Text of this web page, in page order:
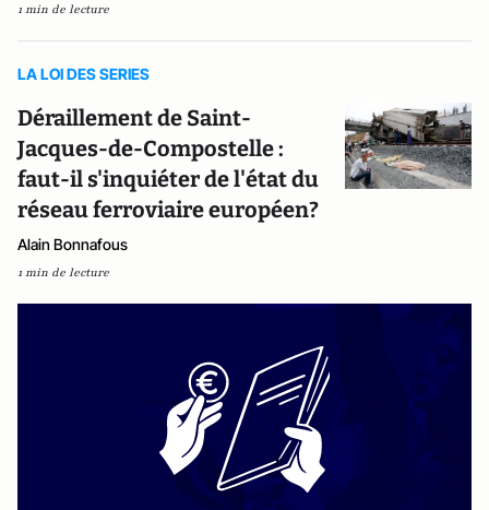
1 min de lecture
LA LOI DES SERIES
Déraillement de Saint-
Jacques-de-Compostelle :
faut-il s'inquiéter de l'état du
réseau ferroviaire européen?
Alain Bonnafous
1 min de lecture